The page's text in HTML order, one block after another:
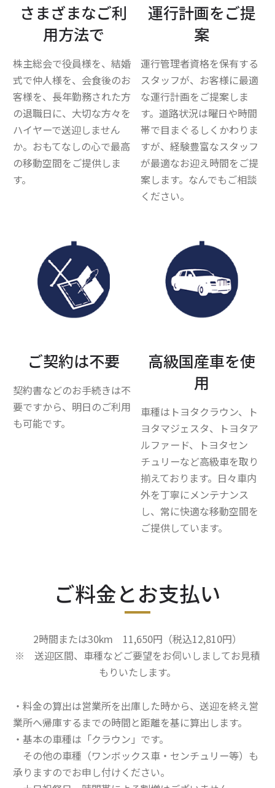
さまざまなご利
用方法で
株主総会で役員様を、結婚
式で仲人様を、会食後のお
客様を、長年勤務された方
の退職日に、大切な方々を
ハイヤーで送迎しません
か。おもてなしの心で最高
の移動空間をご提供しま
す。
運行計画をご提
案
運行管理者資格を保有する
スタッフが、お客様に最適
な運行計画をご提案しま
す。道路状況は曜日や時間
帯で目まぐるしくかわりま
すが、経験豊富なスタッフ
が最適なお迎え時間をご提
案します。なんでもご相談
ください。
ご契約は不要
契約書などのお手続きは不
要ですから、明日のご利用
も可能です。
高級国産車を使
用
車種はトヨタクラウン、ト
ヨタマジェスタ、トヨタア
ルファード、トヨタセン
チュリーなど高級車を取り
揃えております。日々車内
外を丁寧にメンテナンス
し、常に快適な移動空間を
ご提供しています。
ご料金とお支払い
2時間または30km 11,650円（税込12,810円）
※ 送迎区間、車種などご要望をお伺いしましてお見積
もりいたします。
・料金の算出は営業所を出庫した時から、送迎を終え営
業所へ帰庫するまでの時間と距離を基に算出します。
・基本の車種は「クラウン」です。
その他の車種（ワンボックス車・センチュリー等）も
承りますのでお申し付けください。